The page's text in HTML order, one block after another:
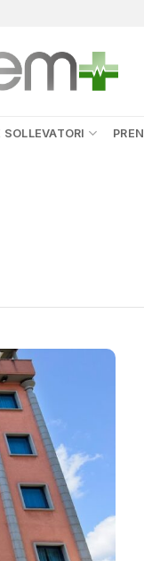
SOLLEVATORI